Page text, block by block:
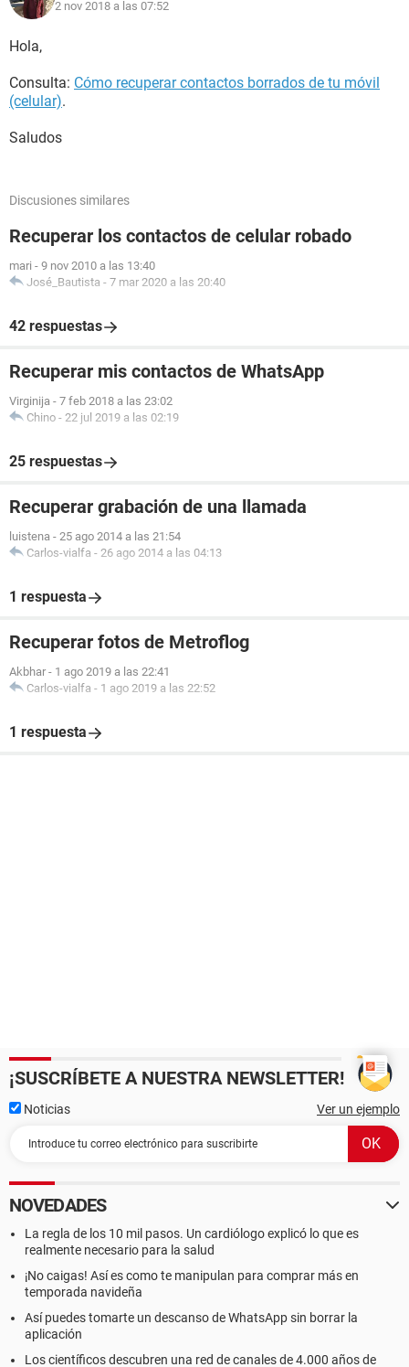
2 nov 2018 a las 07:52
Hola,
Consulta: Cómo recuperar contactos borrados de tu móvil
(celular).
Saludos
Discusiones similares
Recuperar los contactos de celular robado
mari - 9 nov 2010 a las 13:40
José_Bautista - 7 mar 2020 a las 20:40
42 respuestas
Recuperar mis contactos de WhatsApp
Virginija - 7 feb 2018 a las 23:02
Chino - 22 jul 2019 a las 02:19
25 respuestas
Recuperar grabación de una llamada
luistena - 25 ago 2014 a las 21:54
Carlos-vialfa - 26 ago 2014 a las 04:13
1 respuesta
Recuperar fotos de Metroflog
Akbhar - 1 ago 2019 a las 22:41
Carlos-vialfa - 1 ago 2019 a las 22:52
1 respuesta
¡SUSCRÍBETE A NUESTRA NEWSLETTER!
Noticias Ver un ejemplo
NOVEDADES
La regla de los 10 mil pasos. Un cardiólogo explicó lo que es
realmente necesario para la salud
¡No caigas! Así es como te manipulan para comprar más en
temporada navideña
Así puedes tomarte un descanso de WhatsApp sin borrar la
aplicación
Los científicos descubren una red de canales de 4.000 años de